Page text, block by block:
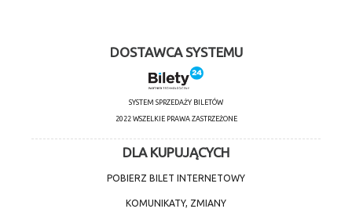
DOSTAWCA SYSTEMU
SYSTEM SPRZEDAŻY BILETÓW
2022 WSZELKIE PRAWA ZASTRZEŻONE
DLA KUPUJĄCYCH
POBIERZ BILET INTERNETOWY
KOMUNIKATY, ZMIANY